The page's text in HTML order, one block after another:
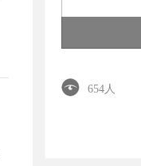
654人